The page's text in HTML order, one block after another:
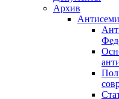
Архив